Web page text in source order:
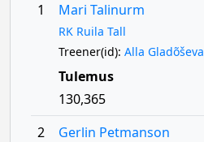
1
Mari Talinurm
RK Ruila Tall
Treener(id): Alla Gladõševa
Tulemus
130,365
2
Gerlin Petmanson